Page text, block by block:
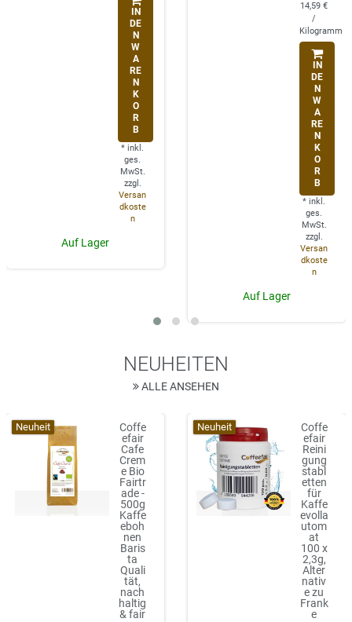
IN
DE
N
W
A
RE
N
K
O
R
B
* inkl.
ges.
MwSt.
zzgl.
Versan
dkoste
n
Auf Lager
14,59 €
/
Kilogramm
IN
DE
N
W
A
RE
N
K
O
R
B
* inkl.
ges.
MwSt.
zzgl.
Versan
dkoste
n
Auf Lager
NEUHEITEN
ALLE ANSEHEN
Neuheit
Coffe
efair
Cafe
Crem
e Bio
Fairtr
ade -
500g
Kaffe
eboh
nen
Baris
ta
Quali
tät,
nach
haltig
& fair
Neuheit
Coffe
efair
Reini
gung
stabl
etten
für
Kaffe
evolla
utom
at
100 x
2,3g,
Alter
nativ
e zu
Frank
e